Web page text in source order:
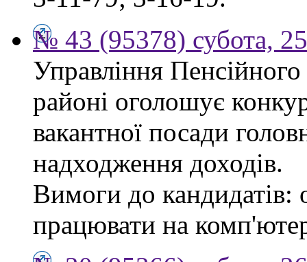
№ 43 (95378) субота,
Управління
районі оголошує
вакантної посади
надходження доходів.
Вимоги до кандидатів:
працювати на